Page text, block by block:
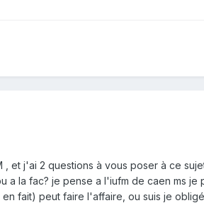
, et j'ai 2 questions à vous poser à ce
a la fac? je pense a l'iufm de caen ms
fait) peut faire l'affaire, ou suis je